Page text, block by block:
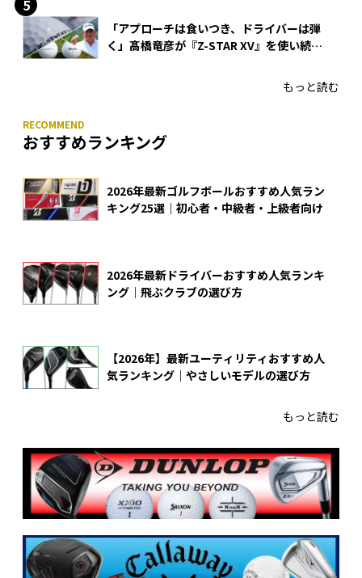
「アプローチは食いつき、ドライバーは弾
く」髙橋竜彦が『Z-STAR XV』を使い続け
もっと読む
おすすめランキング
2026年最新ゴルフボールおすすめ人気ラン
キング25選｜初心者・中級者・上級者向け
2026年最新ドライバーおすすめ人気ランキ
ング｜飛ぶクラブの選び方
【2026年】最新ユーティリティおすすめ人
気ランキング｜やさしいモデルの選び方
もっと読む